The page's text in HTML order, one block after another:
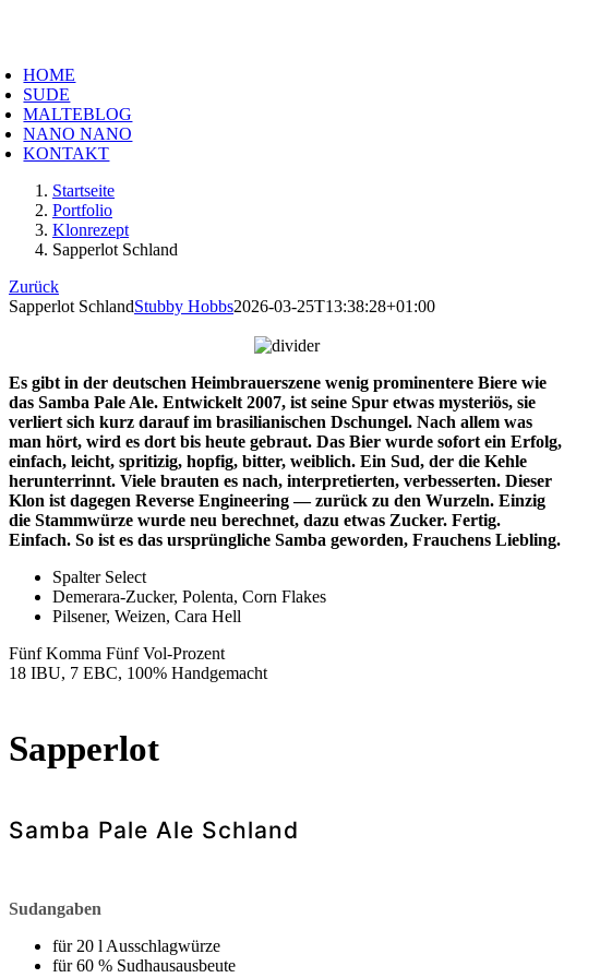
HOME
SUDE
MALTEBLOG
NANO NANO
KONTAKT
Startseite
Portfolio
Klonrezept
Sapperlot Schland
Zurück
Sapperlot SchlandStubby Hobbs2026-03-25T13:38:28+01:00
Es gibt in der deutschen Heimbrauerszene wenig prominentere Biere wie
das Samba Pale Ale. Entwickelt 2007, ist seine Spur etwas mysteriös, sie
verliert sich kurz darauf im brasilianischen Dschungel. Nach allem was
man hört, wird es dort bis heute gebraut. Das Bier wurde sofort ein Erfolg,
einfach, leicht, spritizig, hopfig, bitter, weiblich. Ein Sud, der die Kehle
herunterrinnt. Viele brauten es nach, interpretierten, verbesserten. Dieser
Klon ist dagegen Reverse Engineering — zurück zu den Wurzeln. Einzig
die Stammwürze wurde neu berechnet, dazu etwas Zucker. Fertig.
Einfach. So ist es das ursprüngliche Samba geworden, Frauchens Liebling.
Spalter Select
Demerara-Zucker, Polenta, Corn Flakes
Pilsener, Weizen, Cara Hell
Fünf Komma Fünf Vol-Prozent
18 IBU, 7 EBC, 100% Handgemacht
Sapperlot
Samba Pale Ale Schland
Sudangaben
für 20 l Ausschlagwürze
für 60 % Sudhausausbeute